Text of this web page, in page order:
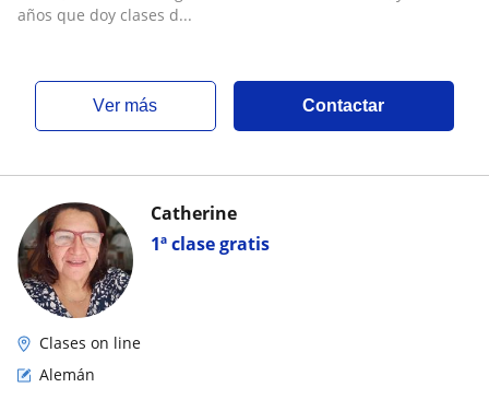
años que doy clases d...
ver más Contactar
1ª clase gratis
Catherine
Clases on line
Alemán